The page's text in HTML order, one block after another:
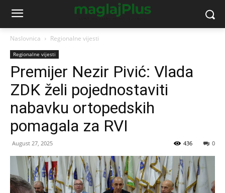
Naslovnica Regionalne vijesti
Regionalne vijesti
Premijer Nezir Pivić: Vlada
ZDK želi pojednostaviti
nabavku ortopedskih
pomagala za RVI
August 27, 2025 0
436